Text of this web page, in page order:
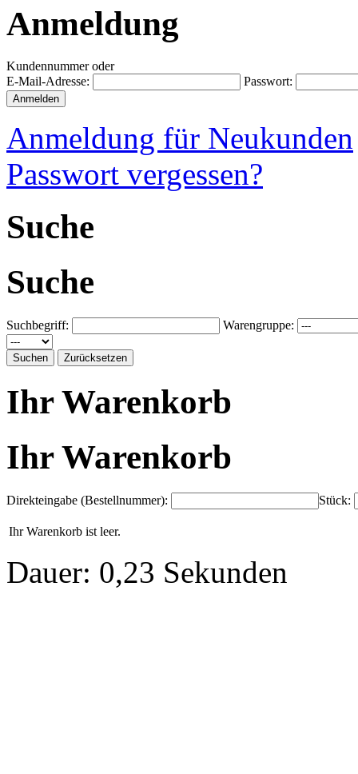
Anmeldung
Kundennummer oder
E-Mail-Adresse:
Passwort:
Anmeldung für Neukunden
Passwort vergessen?
Suche
Suche
Suchbegriff: Warengruppe:
Ihr Warenkorb
Ihr Warenkorb
Direkteingabe (Bestellnummer): Stück:
Ihr Warenkorb ist leer.
Dauer: 0,23 Sekunden